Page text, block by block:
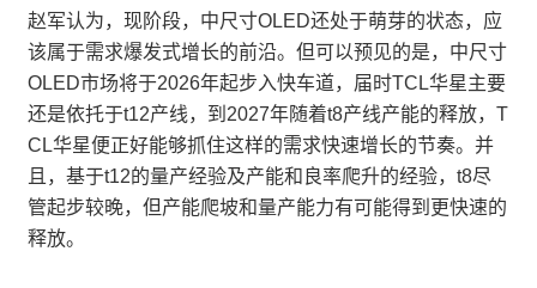
赵军认为，现阶段，中尺寸OLED还处于萌芽的状态，应
该属于需求爆发式增长的前沿。但可以预见的是，中尺寸
OLED市场将于2026年起步入快车道，届时TCL华星主要
还是依托于t12产线，到2027年随着t8产线产能的释放，T
CL华星便正好能够抓住这样的需求快速增长的节奏。并
且，基于t12的量产经验及产能和良率爬升的经验，t8尽
管起步较晚，但产能爬坡和量产能力有可能得到更快速的
释放。